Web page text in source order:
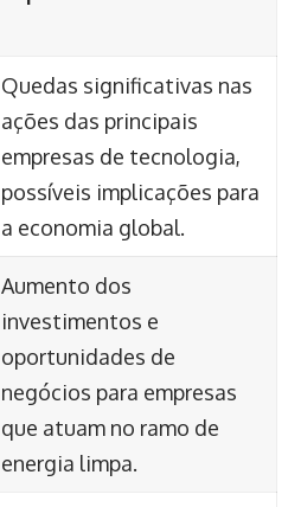
Quedas significativas nas
ações das principais
empresas de tecnologia,
possíveis implicações para
a economia global.
Aumento dos
investimentos e
oportunidades de
negócios para empresas
que atuam no ramo de
energia limpa.